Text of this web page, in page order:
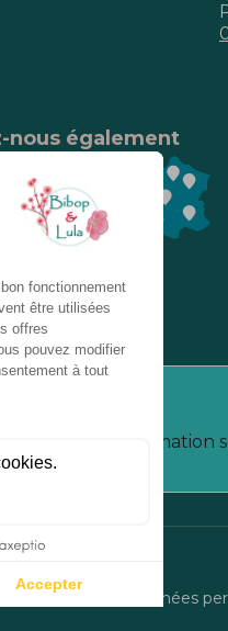
nous également
Information
Mentions légales Données